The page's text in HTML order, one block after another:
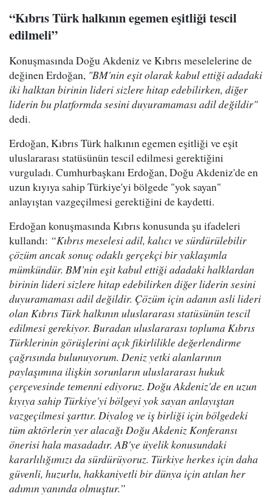
“Kıbrıs Türk halkının egemen eşitliği tescil
edilmeli”
Konuşmasında Doğu Akdeniz ve Kıbrıs meselelerine de
değinen Erdoğan, "BM'nin eşit olarak kabul ettiği adadaki
iki halktan birinin lideri sizlere hitap edebilirken, diğer
liderin bu platformda sesini duyuramaması adil değildir"
dedi.
Erdoğan, Kıbrıs Türk halkının egemen eşitliği ve eşit
uluslararası statüsünün tescil edilmesi gerektiğini
vurguladı. Cumhurbaşkanı Erdoğan, Doğu Akdeniz'de en
uzun kıyıya sahip Türkiye'yi bölgede "yok sayan"
anlayıştan vazgeçilmesi gerektiğini de kaydetti.
Erdoğan konuşmasında Kıbrıs konusunda şu ifadeleri
kullandı: “Kıbrıs meselesi adil, kalıcı ve sürdürülebilir
çözüm ancak sonuç odaklı gerçekçi bir yaklaşımla
mümkündür. BM'nin eşit kabul ettiği adadaki halklardan
birinin lideri sizlere hitap edebilirken diğer liderin sesini
duyuramaması adil değildir. Çözüm için adanın asli lideri
olan Kıbrıs Türk halkının uluslararası statüsünün tescil
edilmesi gerekiyor. Buradan uluslararası topluma Kıbrıs
Türklerinin görüşlerini açık fikirlilikle değerlendirme
çağrısında bulunuyorum. Deniz yetki alanlarının
paylaşımına ilişkin sorunların uluslararası hukuk
çerçevesinde temenni ediyoruz. Doğu Akdeniz'de en uzun
kıyıya sahip Türkiye'yi bölgeyi yok sayan anlayıştan
vazgeçilmesi şarttır. Diyalog ve iş birliği için bölgedeki
tüm aktörlerin yer alacağı Doğu Akdeniz Konferansı
önerisi hala masadadır. AB'ye üyelik konusundaki
kararlılığımızı da sürdürüyoruz. Türkiye herkes için daha
güvenli, huzurlu, hakkaniyetli bir dünya için atılan her
adımın yanında olmuştur.”